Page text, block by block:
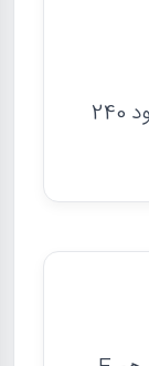
سکه اصل می باشد و در حدود 240